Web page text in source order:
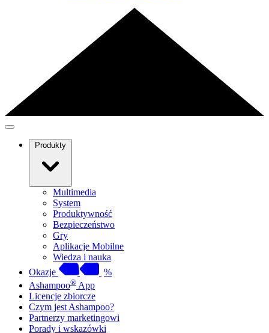
Produkty
Multimedia
System
Produktywność
Bezpieczeństwo
Gry
Aplikacje Mobilne
Wiedza i nauka
Okazje
%
Ashampoo® App
Licencje zbiorcze
Czym jest Ashampoo?
Partnerzy marketingowi
Porady i wskazówki